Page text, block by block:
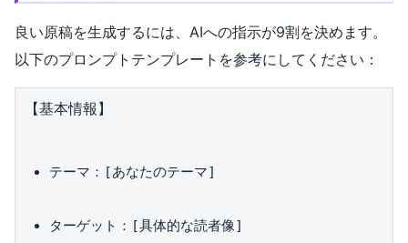
良い原稿を生成するには、AIへの指示が9割を決めます。
以下のプロンプトテンプレートを参考にしてください：
テーマ：[あなたのテーマ]
ターゲット：[具体的な読者像]